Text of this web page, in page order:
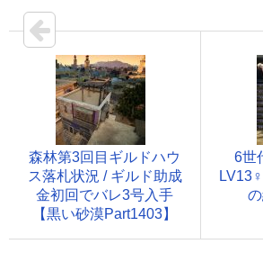
森林第3回目ギルドハウ
ス落札状況 / ギルド助成
金初回でバレ3号入手
【黒い砂漠Part1403】
6世